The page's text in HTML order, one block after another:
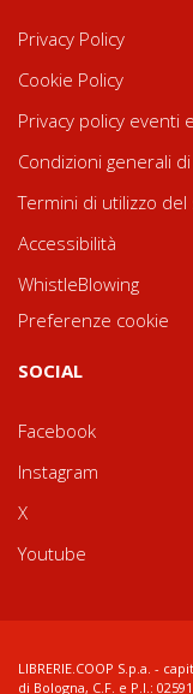
Privacy Policy
Cookie Policy
Privacy policy eventi
Condizioni generali
Termini di utilizzo del
Accessibilità
WhistleBlowing
Preferenze cookie
SOCIAL
Facebook
Instagram
X
Youtube
LIBRERIE.COOP S.p.a. -
di Bologna, C.F. e P.I.: